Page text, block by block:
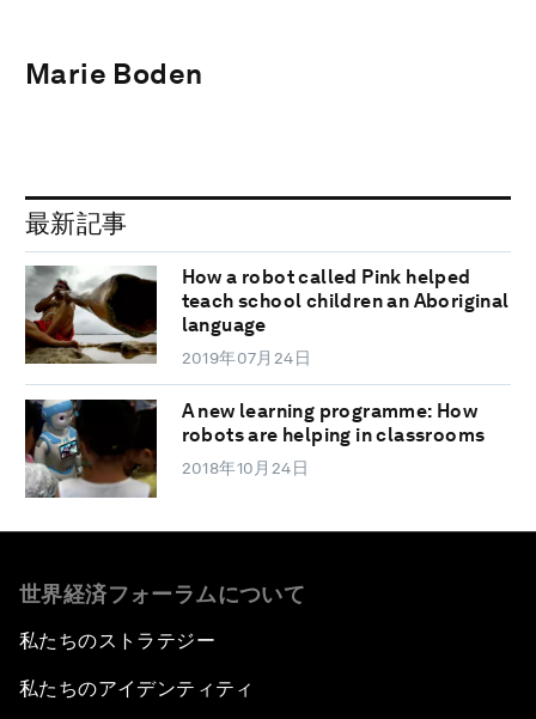
Marie Boden
最新記事
How a robot called Pink helped
teach school children an Aboriginal
language
2019年07月24日
A new learning programme: How
robots are helping in classrooms
2018年10月24日
世界経済フォーラムについて
私たちのストラテジー
私たちのアイデンティティ